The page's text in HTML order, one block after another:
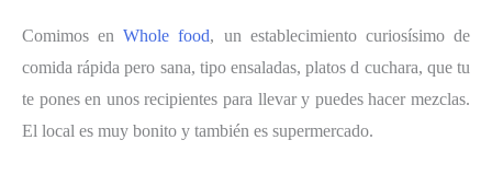
Comimos enWhole food, un establecimiento curiosísimo de
comida rápida pero sana, tipo ensaladas, platos d cuchara, que tu
te pones en unos recipientes para llevar y puedes hacer mezclas.
El local es muy bonito y también es supermercado.